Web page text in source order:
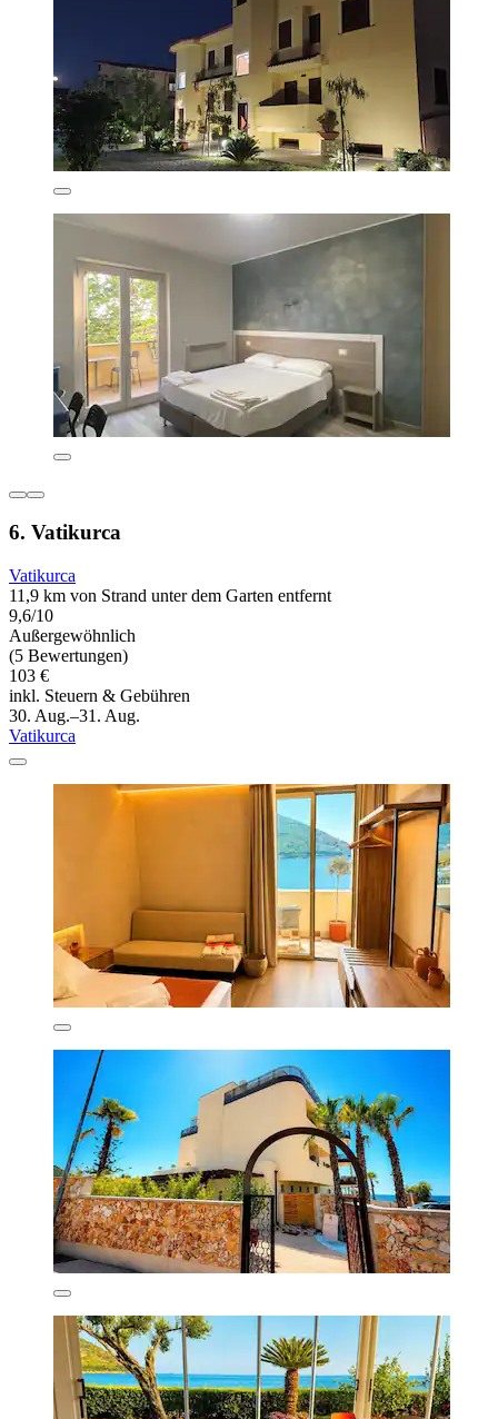
6. Vatikurca
Vatikurca
11,9 km von Strand unter dem Garten entfernt
9,6/10
Außergewöhnlich
(5 Bewertungen)
103 €
inkl. Steuern & Gebühren
30. Aug.–31. Aug.
Vatikurca